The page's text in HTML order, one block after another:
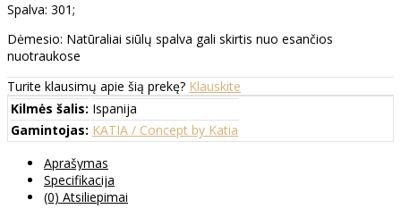
Spalva: 301;
Dėmesio: Natūraliai siūlų spalva gali skirtis nuo esančios
nuotraukose
Turite klausimų apie šią prekę? Klauskite
Kilmės šalis: Ispanija
Gamintojas: KATIA / Concept by Katia
Aprašymas
Specifikacija
(0) Atsiliepimai